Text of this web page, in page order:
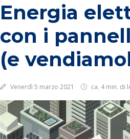
Energia
con i
(e
Venerdì 5 marzo 2021 ca. 4 min. di